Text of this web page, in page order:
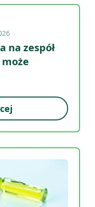
na zespół